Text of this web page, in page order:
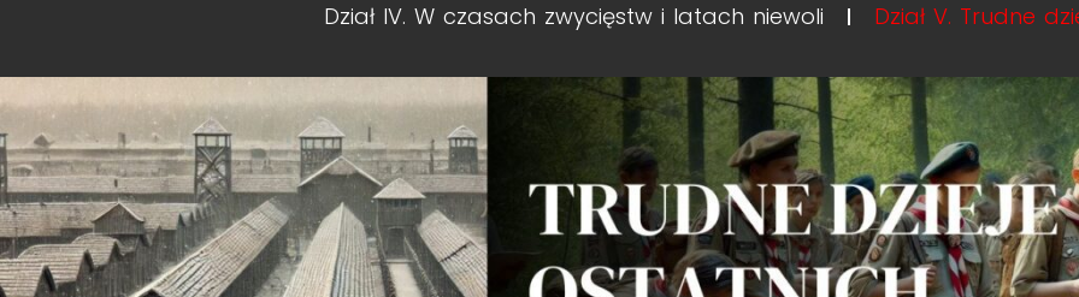
Dział IV. W czasach zwycięstw i latach niewoli
Dział V. Trudne